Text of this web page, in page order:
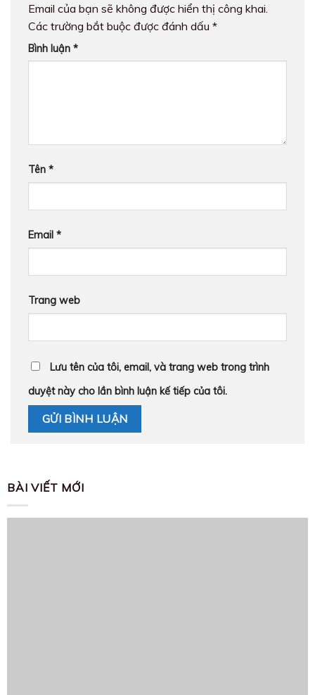
Email của bạn sẽ không được hiển thị công khai.
Các trường bắt buộc được đánh dấu *
Bình luận *
Tên *
Email *
Trang web
Lưu tên của tôi, email, và trang web trong trình
duyệt này cho lần bình luận kế tiếp của tôi.
BÀI VIẾT MỚI